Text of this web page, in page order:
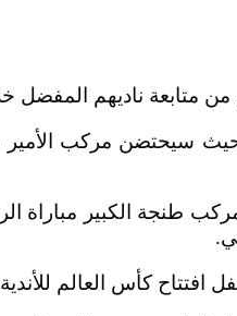
متابعة ناديهم المفضل
سيحتضن مركب الأمير
طنجة الكبير مباراة
كأس العالم للأندية